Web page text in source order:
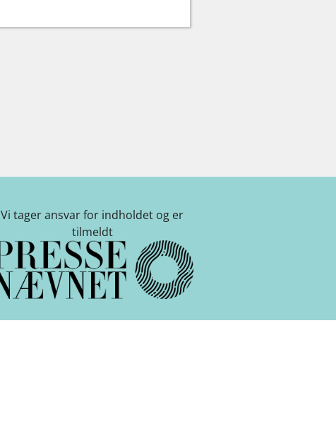
Vi tager ansvar for indholdet og er
tilmeldt